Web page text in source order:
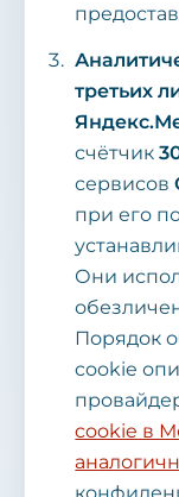
третьих
счётчик
сервисов
при его
Они
Порядок
cookie
cookie в